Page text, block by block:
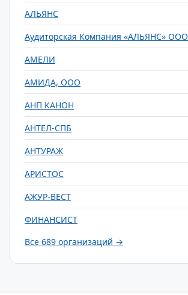
АЛЬЯНС
Аудиторская Компания «АЛЬЯНС» ООО
АМЕЛИ
АМИДА, ООО
АНП КАНОН
АНТЕЛ-СПБ
АНТУРАЖ
АРИСТОС
АЖУР-ВЕСТ
ФИНАНСИСТ
Все 689 организаций →